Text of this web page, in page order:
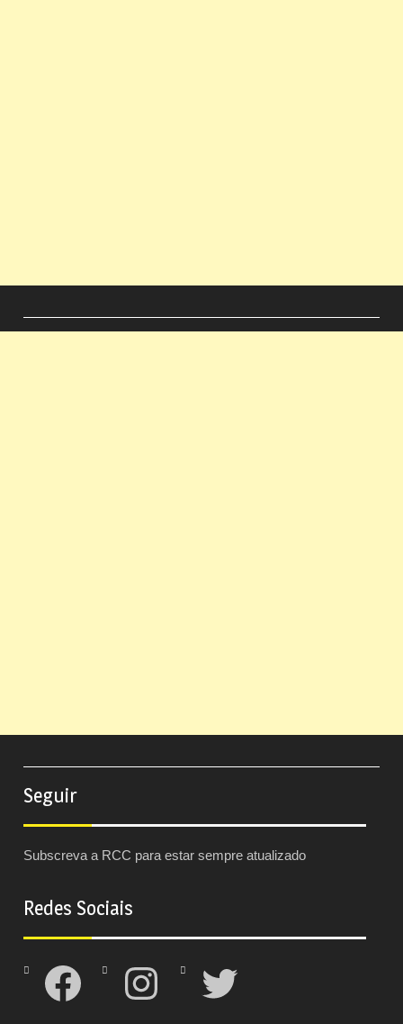
Seguir
Subscreva a RCC para estar sempre atualizado
Redes Sociais
Facebook Instagram Twitter